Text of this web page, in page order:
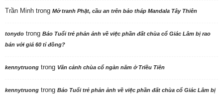
Trần Minh trong Mở tranh Phật, cầu an trên bảo tháp Mandala Tây Thiên
tonydo trong Báo Tuổi trẻ phản ảnh về việc phần đất chùa cổ Giác Lâm bị rao
bán với giá 60 tỉ đồng?
kennytruong trong Vãn cảnh chùa cổ ngàn năm ở Triều Tiên
kennytruong trong Báo Tuổi trẻ phản ảnh về việc phần đất chùa cổ Giác Lâm bị